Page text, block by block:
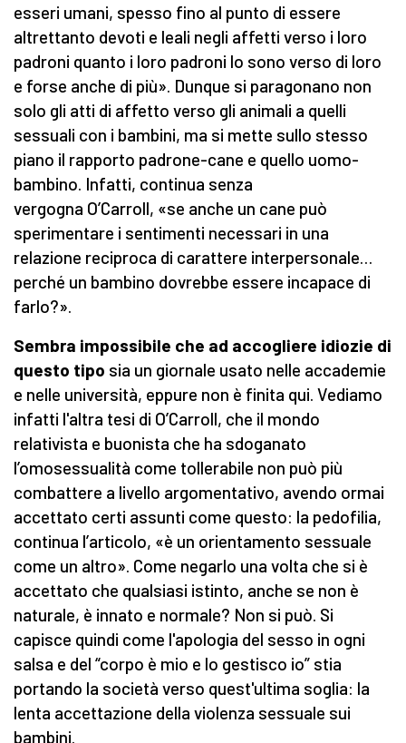
esseri umani, spesso fino al punto di essere
altrettanto devoti e leali negli affetti verso i loro
padroni quanto i loro padroni lo sono verso di loro
e forse anche di più». Dunque si paragonano non
solo gli atti di affetto verso gli animali a quelli
sessuali con i bambini, ma si mette sullo stesso
piano il rapporto padrone-cane e quello uomo-
bambino. Infatti, continua senza
vergogna O’Carroll, «se anche un cane può
sperimentare i sentimenti necessari in una
relazione reciproca di carattere interpersonale…
perché un bambino dovrebbe essere incapace di
farlo?».
Sembra impossibile che ad accogliere idiozie di
questo tipo sia un giornale usato nelle accademie
e nelle università, eppure non è finita qui. Vediamo
infatti l'altra tesi di O’Carroll, che il mondo
relativista e buonista che ha sdoganato
l’omosessualità come tollerabile non può più
combattere a livello argomentativo, avendo ormai
accettato certi assunti come questo: la pedofilia,
continua l’articolo, «è un orientamento sessuale
come un altro». Come negarlo una volta che si è
accettato che qualsiasi istinto, anche se non è
naturale, è innato e normale? Non si può. Si
capisce quindi come l'apologia del sesso in ogni
salsa e del “corpo è mio e lo gestisco io” stia
portando la società verso quest'ultima soglia: la
lenta accettazione della violenza sessuale sui
bambini.